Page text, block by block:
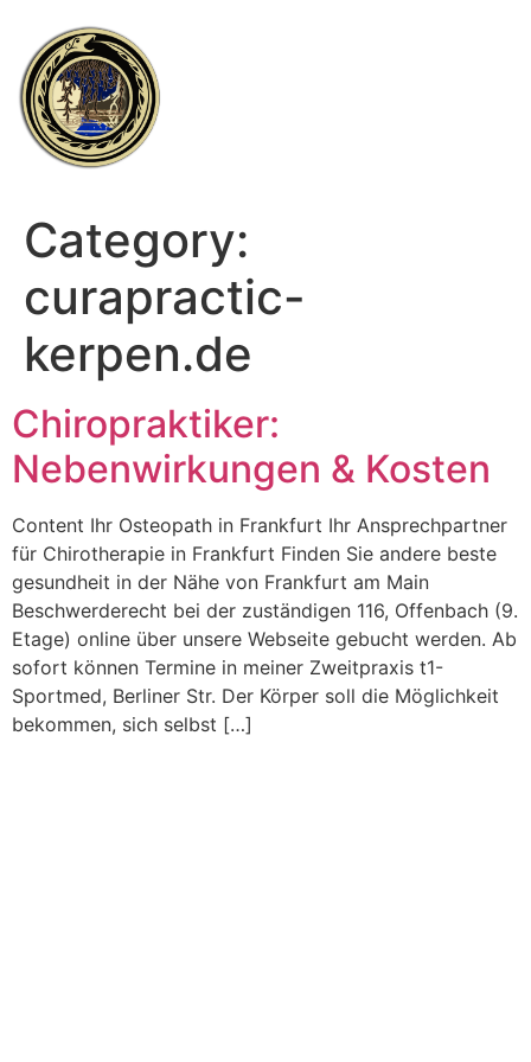
content
Category:
curapractic-
kerpen.de
Chiropraktiker:
Nebenwirkungen & Kosten
Content Ihr Osteopath in Frankfurt Ihr Ansprechpartner
für Chirotherapie in Frankfurt Finden Sie andere beste
gesundheit in der Nähe von Frankfurt am Main
Beschwerderecht bei der zuständigen 116, Offenbach (9.
Etage) online über unsere Webseite gebucht werden. Ab
sofort können Termine in meiner Zweitpraxis t1-
Sportmed, Berliner Str. Der Körper soll die Möglichkeit
bekommen, sich selbst […]